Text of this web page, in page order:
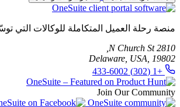
منصة رحلة العميل المتكاملة للوكالات التي
2810 N Church St,
Delaware, USA, 19802
+1 (302) 433-6002
Join Our Community